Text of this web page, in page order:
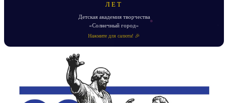
ЛЕТ
Детская академия творчества
«Солнечный город»
Нажмите для салюта! 🎉